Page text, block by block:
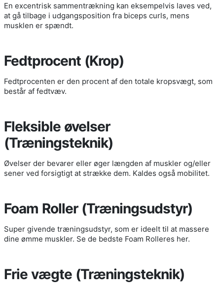
En excentrisk sammentrækning kan eksempelvis laves ved,
at gå tilbage i udgangsposition fra biceps curls, mens
musklen er spændt.
Fedtprocent (Krop)
Fedtprocenten er den procent af den totale kropsvægt, som
består af fedtvæv.
Fleksible øvelser
(Træningsteknik)
Øvelser der bevarer eller øger længden af muskler og/eller
sener ved forsigtigt at strække dem. Kaldes også mobilitet.
Foam Roller (Træningsudstyr)
Super givende træningsudstyr, som er ideelt til at massere
dine ømme muskler. Se de bedste Foam Rolleres her.
Frie vægte (Træningsteknik)